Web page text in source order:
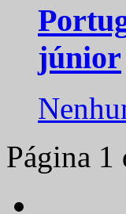
júnior
Página 1